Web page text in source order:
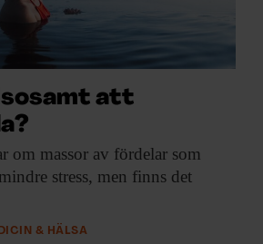
att
om massor av fördelar som
stress, men finns det
& HÄLSA